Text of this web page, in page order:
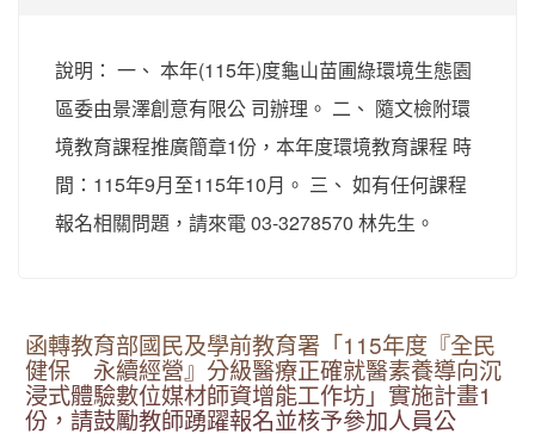
說明： 一、 本年(115年)度龜山苗圃綠環境生態園
區委由景澤創意有限公 司辦理。 二、 隨文檢附環
境教育課程推廣簡章1份，本年度環境教育課程 時
間：115年9月至115年10月。 三、 如有任何課程
報名相關問題，請來電 03-3278570 林先生。
函轉教育部國民及學前教育署「115年度『全民
健保 永續經營』分級醫療正確就醫素養導向沉
浸式體驗數位媒材師資增能工作坊」實施計畫1
份，請鼓勵教師踴躍報名並核予參加人員公